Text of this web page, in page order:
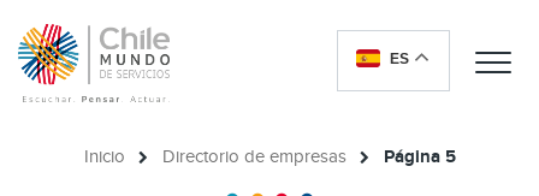
ES
Inicio Directorio de empresas Página 5